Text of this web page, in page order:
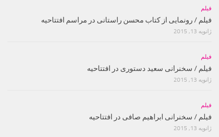
فیلم
فیلم / رونمایی از کتاب محسن راستانی در مراسم افتتاحیه
ژانویه 13, 2015
فیلم
فیلم / سخنرانی سعید دستوری در افتتاحیه
ژانویه 13, 2015
فیلم
فیلم / سخنرانی ابراهیم صافی در افتتاحیه
ژانویه 13, 2015